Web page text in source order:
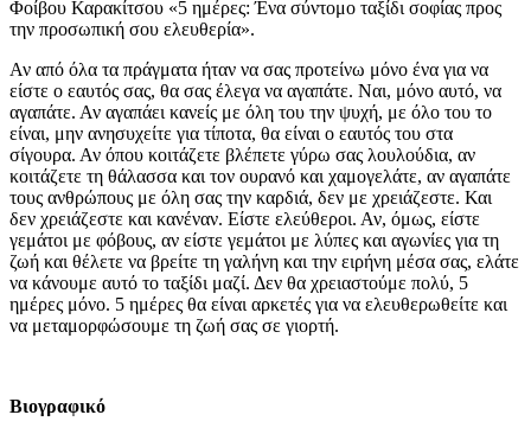
Φοίβου Καρακίτσου «5 ημέρες: Ένα σύντομο ταξίδι σοφίας προς
την προσωπική σου ελευθερία».
Αν από όλα τα πράγματα ήταν να σας προτείνω μόνο ένα για να
είστε ο εαυτός σας, θα σας έλεγα να αγαπάτε. Ναι, μόνο αυτό, να
αγαπάτε. Αν αγαπάει κανείς με όλη του την ψυχή, με όλο του το
είναι, μην ανησυχείτε για τίποτα, θα είναι ο εαυτός του στα
σίγουρα. Αν όπου κοιτάζετε βλέπετε γύρω σας λουλούδια, αν
κοιτάζετε τη θάλασσα και τον ουρανό και χαμογελάτε, αν αγαπάτε
τους ανθρώπους με όλη σας την καρδιά, δεν με χρειάζεστε. Και
δεν χρειάζεστε και κανέναν. Είστε ελεύθεροι. Αν, όμως, είστε
γεμάτοι με φόβους, αν είστε γεμάτοι με λύπες και αγωνίες για τη
ζωή και θέλετε να βρείτε τη γαλήνη και την ειρήνη μέσα σας, ελάτε
να κάνουμε αυτό το ταξίδι μαζί. Δεν θα χρειαστούμε πολύ, 5
ημέρες μόνο. 5 ημέρες θα είναι αρκετές για να ελευθερωθείτε και
να μεταμορφώσουμε τη ζωή σας σε γιορτή.
Βιογραφικό